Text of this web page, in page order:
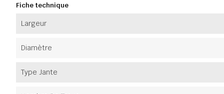
Fiche technique
Largeur
Diamètre
Type Jante